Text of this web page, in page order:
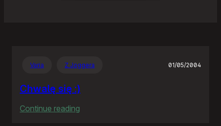
Varia Z Joggera 01/05/2004
Chwalę się :)
Continue reading